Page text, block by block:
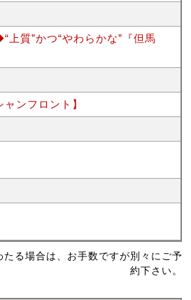
質”かつ“やわらかな”『但馬
ンフロント】
る場合は、お手数ですが別々にご予
約下さい。